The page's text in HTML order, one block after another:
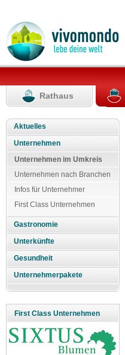
Rathaus
Aktuelles
Unternehmen
Unternehmen im Umkreis
Unternehmen nach Branchen
Infos für Unternehmer
First Class Unternehmen
Gastronomie
Unterkünfte
Gesundheit
Unternehmerpakete
First Class Unternehmen